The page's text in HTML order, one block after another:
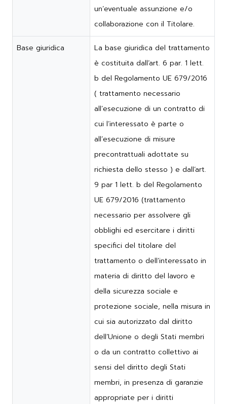
un’eventuale assunzione e/o
collaborazione con il Titolare.
Base giuridica
La base giuridica del trattamento
è costituita dall’art. 6 par. 1 lett.
b del Regolamento UE 679/2016
( trattamento necessario
all’esecuzione di un contratto di
cui l’interessato è parte o
all’esecuzione di misure
precontrattuali adottate su
richiesta dello stesso ) e dall’art.
9 par 1 lett. b del Regolamento
UE 679/2016 (trattamento
necessario per assolvere gli
obblighi ed esercitare i diritti
specifici del titolare del
trattamento o dell’interessato in
materia di diritto del lavoro e
della sicurezza sociale e
protezione sociale, nella misura in
cui sia autorizzato dal diritto
dell’Unione o degli Stati membri
o da un contratto collettivo ai
sensi del diritto degli Stati
membri, in presenza di garanzie
appropriate per i diritti